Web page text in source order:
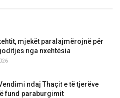
mjekët paralajmërojnë për
nga nxehtësia
ndaj Thaçit e të tjerëve
fund paraburgimit